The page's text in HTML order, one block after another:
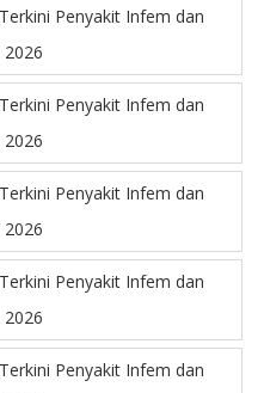
Penyakit Infem dan
Penyakit Infem dan
Penyakit Infem dan
Penyakit Infem dan
Penyakit Infem dan